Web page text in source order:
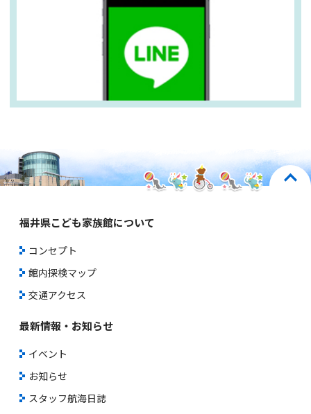
福井県こども家族館について
コンセプト
館内探検マップ
交通アクセス
最新情報・お知らせ
イベント
お知らせ
スタッフ航海日誌